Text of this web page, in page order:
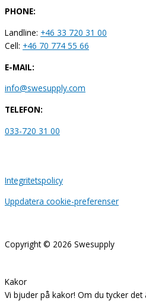
PHONE:
Landline: +46 33 720 31 00
Cell: +46 70 774 55 66
E-MAIL:
info@swesupply.com
TELEFON:
033-720 31 00
Integritetspolicy
Uppdatera cookie-preferenser
Copyright © 2026 Swesupply
Kakor
Vi bjuder på kakor! Om du tycker